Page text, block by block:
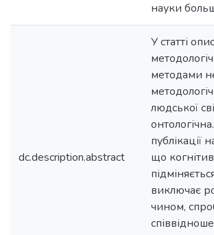
науки
dc.description.abstract
У статті
методами
людської
що
виключає
чином,